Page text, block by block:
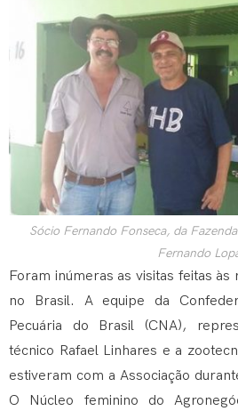
Sócio Fernando Fonseca, da
Fernando
Foram inúmeras as visitas feitas às
no Brasil. A equipe da
Pecuária do Brasil (CNA),
técnico Rafael Linhares e a
estiveram com a Associação
O Núcleo feminino do